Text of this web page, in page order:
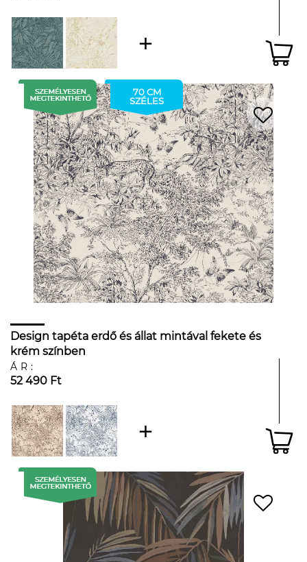
70 CM
SZÉLES
Design tapéta erdő és állat mintával fekete és
krém színben
ÁR:
52 490 Ft